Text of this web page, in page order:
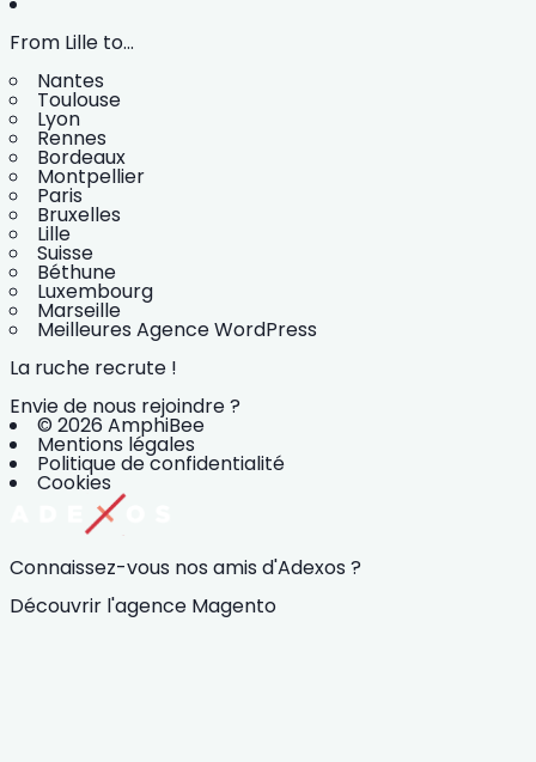
From Lille to...
Nantes
Toulouse
Lyon
Rennes
Bordeaux
Montpellier
Paris
Bruxelles
Lille
Suisse
Béthune
Luxembourg
Marseille
Meilleures Agence WordPress
La ruche recrute !
Envie de nous rejoindre ?
© 2026 AmphiBee
Mentions légales
Politique de confidentialité
Cookies
Connaissez-vous nos amis d'Adexos ?
Découvrir l'agence Magento